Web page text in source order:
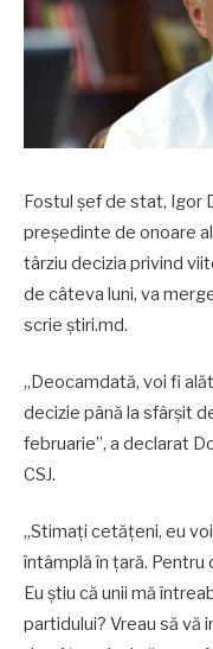
Fostul șef de stat, Igor
președinte de onoare
târziu decizia privind
de câteva luni, va
scrie știri.md.
„Deocamdată, voi fi
decizie până la sfârșit
februarie”, a declarat
CSJ.
„Stimați cetățeni, eu
întâmplă în țară. Pentru
Eu știu că unii mă
partidului? Vreau să vă